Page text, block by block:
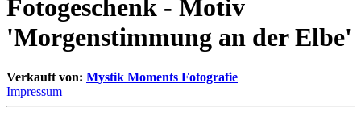
Fotogeschenk - Motiv
'Morgenstimmung an der Elbe'
Verkauft von: Mystik Moments Fotografie
Impressum